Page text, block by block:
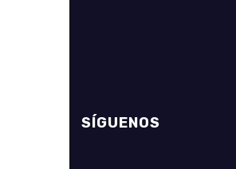
SÍGUENOS